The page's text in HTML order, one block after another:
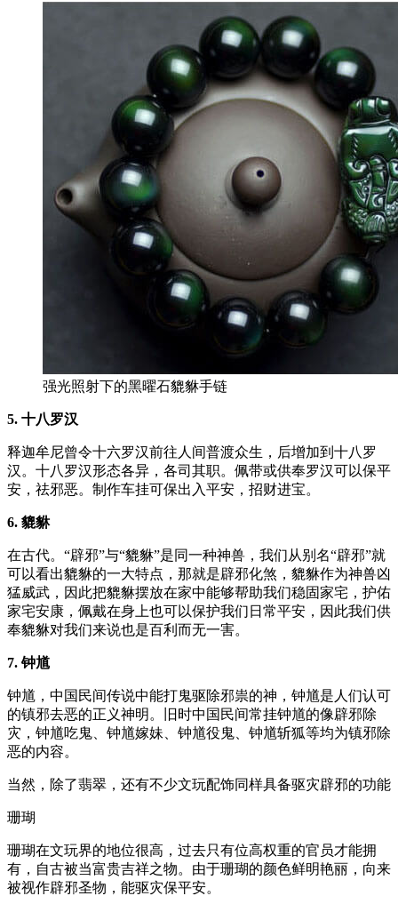
强光照射下的黑曜石貔貅手链
5. 十八罗汉
释迦牟尼曾令十六罗汉前往人间普渡众生，后增加到十八罗
汉。十八罗汉形态各异，各司其职。佩带或供奉罗汉可以保平
安，祛邪恶。制作车挂可保出入平安，招财进宝。
6. 貔貅
在古代。“辟邪”与“貔貅”是同一种神兽，我们从别名“辟邪”就
可以看出貔貅的一大特点，那就是辟邪化煞，貔貅作为神兽凶
猛威武，因此把貔貅摆放在家中能够帮助我们稳固家宅，护佑
家宅安康，佩戴在身上也可以保护我们日常平安，因此我们供
奉貔貅对我们来说也是百利而无一害。
7. 钟馗
钟馗，中国民间传说中能打鬼驱除邪祟的神，钟馗是人们认可
的镇邪去恶的正义神明。旧时中国民间常挂钟馗的像辟邪除
灾，钟馗吃鬼、钟馗嫁妹、钟馗役鬼、钟馗斩狐等均为镇邪除
恶的内容。
当然，除了翡翠，还有不少文玩配饰同样具备驱灾辟邪的功能
珊瑚
珊瑚在文玩界的地位很高，过去只有位高权重的官员才能拥
有，自古被当富贵吉祥之物。由于珊瑚的颜色鲜明艳丽，向来
被视作辟邪圣物，能驱灾保平安。